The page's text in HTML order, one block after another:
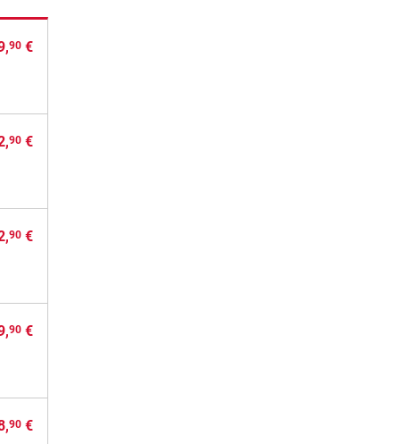
90 €
90 €
90 €
90 €
90 €